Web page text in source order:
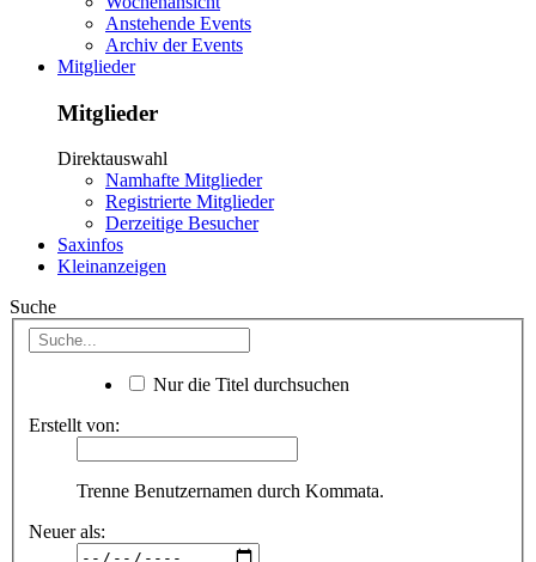
Anstehende Events
Archiv der Events
Mitglieder
Mitglieder
Direktauswahl
Namhafte Mitglieder
Registrierte Mitglieder
Derzeitige Besucher
Saxinfos
Kleinanzeigen
Suche
Nur die Titel durchsuchen
Erstellt von:
Trenne Benutzernamen durch Kommata.
Neuer als: